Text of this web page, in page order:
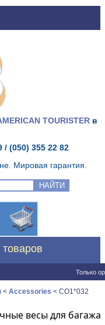
TOURISTERв
/ (050) 355 22 82
Мировая гарантия.
НАЙТИ
Только
< Accessories < CO1*032
весы для багажа